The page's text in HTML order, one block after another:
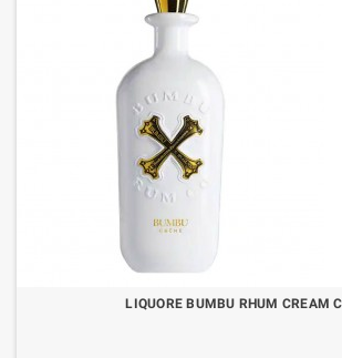
LIQUORE BUMBU RHUM CREAM